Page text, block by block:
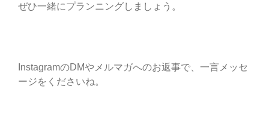
ぜひ一緒にプランニングしましょう。
InstagramのDMやメルマガへのお返事で、一言メッセ
ージをくださいね。